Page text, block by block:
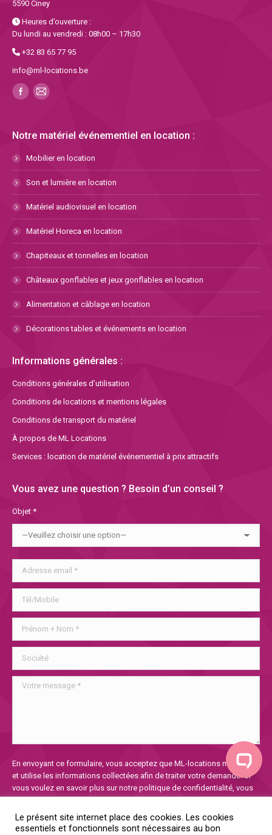
5590 Ciney
Heures d’ouverture :
Du lundi au vendredi : 08h00 – 17h30
+32 83 65 77 95
info@ml-locations.be
Notre matériel événementiel en location :
Mobilier en location
Son et lumière en location
Matériel audiovisuel en location
Matériel Horeca en location
Chapiteaux et tonnelles en location
Châteaux gonflables et jeux gonflables en location
Alimentation et câblage en location
Décorations tables et événements en location
Informations générales :
Conditions générales d’utilisation
Conditions de locations et mentions légales
Conditions de transport du matériel
À propos de ML Locations
Services : location de matériel événementiel à prix attractifs
Vous avez une question ? Besoin d’un conseil ?
Objet *
laisser
ce
champ
En envoyant ce formulaire, vous acceptez que ML-locations mémorise
et utilise les informations collectées afin de traiter votre demande. Si
vous voulez en savoir plus sur notre politique de confidentialité, vous
Oui, je donne mon consentement
Le présent site internet place des cookies. Les cookies
essentiels et fonctionnels sont nécessaires au bon